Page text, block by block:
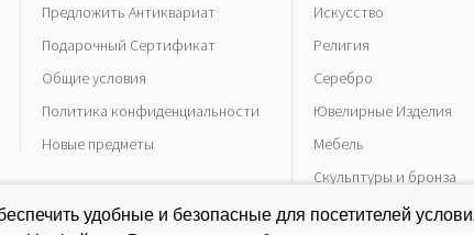
войной,
изменился
свечей
в
Предложить Антиквариат
Подарочный Сертификат
Общие условия
Политика конфиденциальности
Новые предметы
Искусство
Религия
Серебро
Ювелирные Изделия
Мебель
Скульптуры и бронза
Часы
удобные и безопасные для посетителей